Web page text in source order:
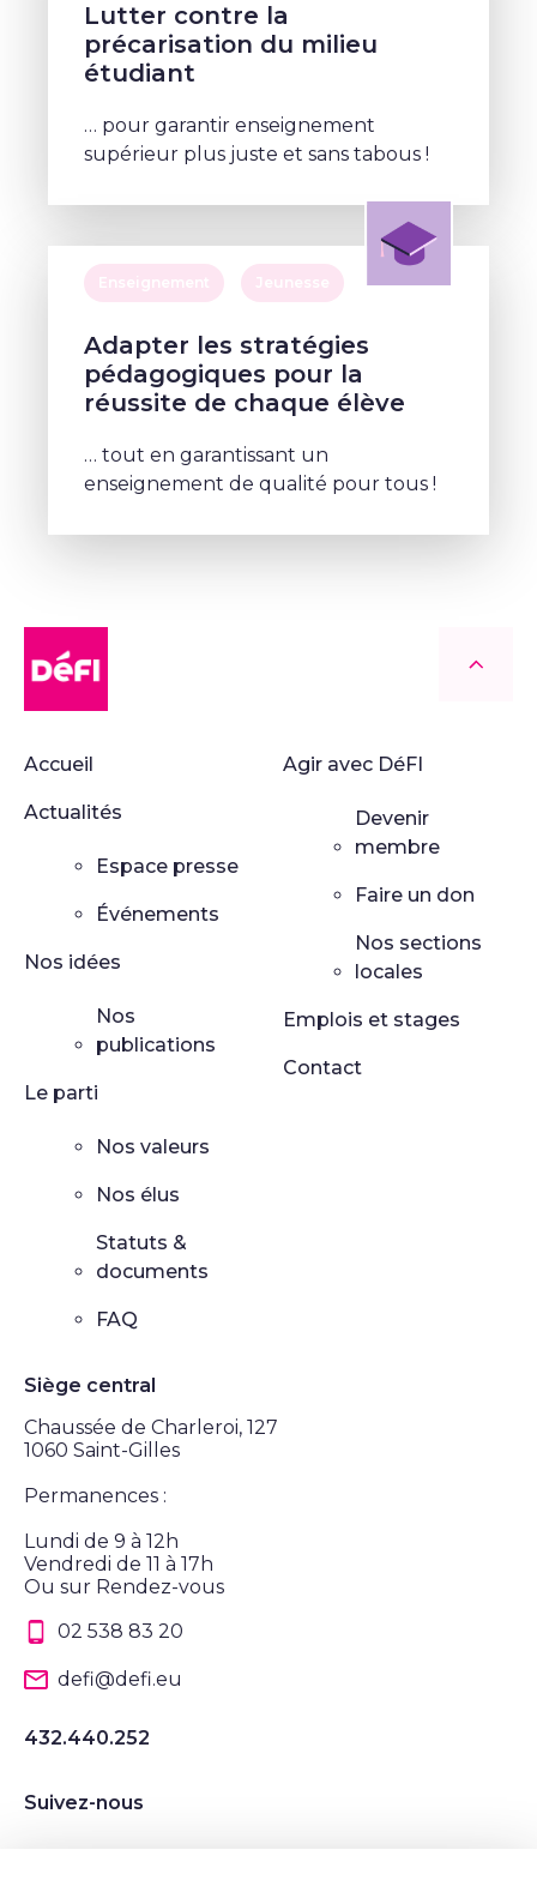
Lutter contre la
précarisation du milieu
étudiant
… pour garantir enseignement
supérieur plus juste et sans tabous !
Enseignement Jeunesse
Adapter les stratégies
pédagogiques pour la
réussite de chaque élève
… tout en garantissant un
enseignement de qualité pour tous !
Accueil
Actualités
Espace presse
Événements
Nos idées
Nos
publications
Le parti
Nos valeurs
Nos élus
Statuts &
documents
FAQ
Agir avec DéFI
Devenir
membre
Faire un don
Nos sections
locales
Emplois et stages
Contact
Siège central
Chaussée de Charleroi, 127
1060 Saint-Gilles
Permanences :
Lundi de 9 à 12h
Vendredi de 11 à 17h
Ou sur Rendez-vous
02 538 83 20
defi@defi.eu
432.440.252
Suivez-nous